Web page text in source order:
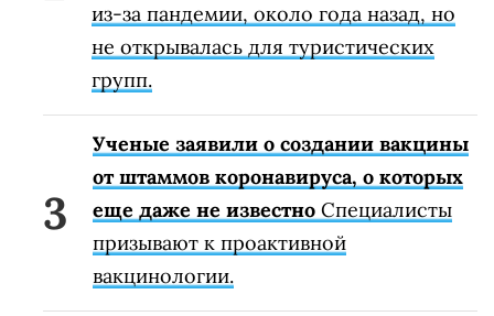
из-за пандемии, около года назад, но
не открывалась для туристических
групп.
Ученые заявили о создании вакцины
от штаммов коронавируса, о которых
еще даже не известно Специалисты
призывают к проактивной
вакцинологии.